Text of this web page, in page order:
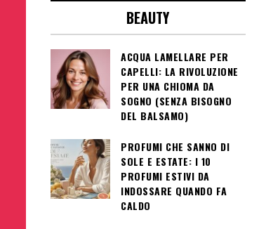
BEAUTY
ACQUA LAMELLARE PER
CAPELLI: LA RIVOLUZIONE
PER UNA CHIOMA DA
SOGNO (SENZA BISOGNO
DEL BALSAMO)
PROFUMI CHE SANNO DI
SOLE E ESTATE: I 10
PROFUMI ESTIVI DA
INDOSSARE QUANDO FA
CALDO